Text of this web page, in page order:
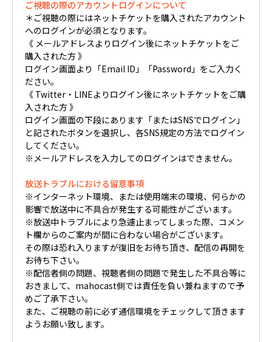
ご視聴の際のアカウントログインについて
＊ご視聴の際にはネットチケットを購入されたアカウント
へのログインが必須となります。
《 メールアドレスよりログイン後にネットチケットをご
購入された方 》
ログイン画面より「Email ID」「Password」をご入力く
ださい。
《 Twitter・LINEよりログイン後にネットチケットをご購
入された方 》
ログイン画面の下段にあります「またはSNSでログイン」
と記されたボタンを選択し、各SNS規定の方法でログイン
してください。
※メールアドレスを入力してのログインはできません。
放送トラブルにおける留意事項
※インターネット環境、または使用端末の環境、何らかの
影響で放送中に不具合が発生する可能性がございます。
※放送中トラブルにより急遽止まってしまった際、コメン
ト欄からのご案内が間に合わない場合がございます。
その際は恐れ入りますが復旧をお待ち頂き、配信の再開を
お待ち下さい。
※配信者側の問題、視聴者側の問題で発生した不具合等に
おきまして、mahocast側では責任を負い兼ねますので予
めご了承下さい。
また、ご視聴の前に必ず通信環境をチェックして頂きます
ようお願い致します。